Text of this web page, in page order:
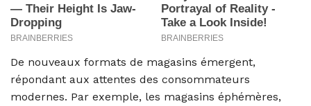
De nouveaux formats de magasins émergent,
répondant aux attentes des consommateurs
modernes. Par exemple, les magasins éphémères,